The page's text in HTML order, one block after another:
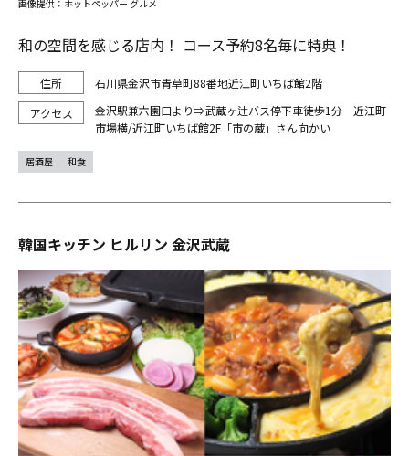
和の空間を感じる店内！ コース予約8名毎に特典！
石川県金沢市青草町88番地近江町いちば館2階
金沢駅兼六園口より⇒武蔵ヶ辻バス停下車徒歩1分 近江町
市場横/近江町いちば館2F「市の蔵」さん向かい
画像提供：ホットペッパー グルメ
居酒屋 和食
韓国キッチン ヒルリン 金沢武蔵